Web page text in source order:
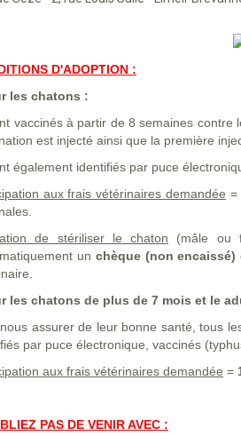
D'ADOPTION :
les chatons :
vaccinés à partir de 8 semaines
est injecté ainsi que la première
également identifiés par puce
aux frais vétérinaires demandée =
de stériliser le chaton (mâle ou
un chèque (non
les chatons de plus de 7 mois et le
assurer de leur bonne santé, tous
par puce électronique, vaccinés
aux frais vétérinaires demandée =
PAS DE VENIR AVEC :